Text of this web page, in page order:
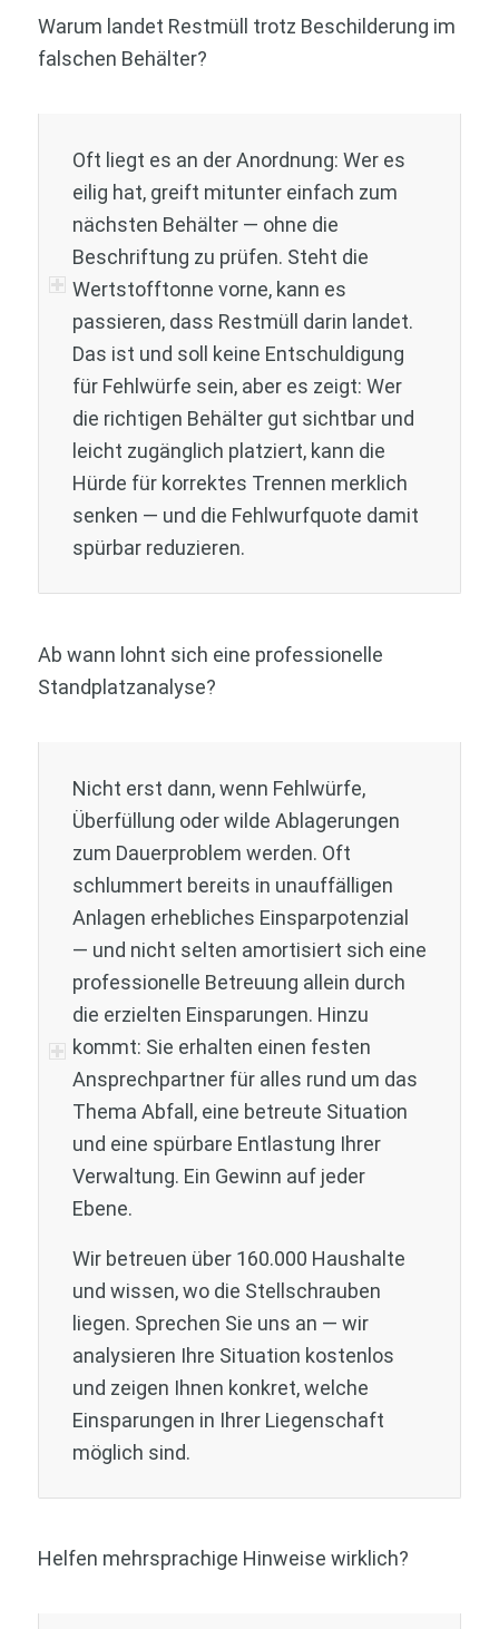
Warum landet Restmüll trotz Beschilderung im
falschen Behälter?
Oft liegt es an der Anordnung: Wer es
eilig hat, greift mitunter einfach zum
nächsten Behälter — ohne die
Beschriftung zu prüfen. Steht die
Wertstofftonne vorne, kann es
passieren, dass Restmüll darin landet.
Das ist und soll keine Entschuldigung
für Fehlwürfe sein, aber es zeigt: Wer
die richtigen Behälter gut sichtbar und
leicht zugänglich platziert, kann die
Hürde für korrektes Trennen merklich
senken — und die Fehlwurfquote damit
spürbar reduzieren.
Ab wann lohnt sich eine professionelle
Standplatzanalyse?
Nicht erst dann, wenn Fehlwürfe,
Überfüllung oder wilde Ablagerungen
zum Dauerproblem werden. Oft
schlummert bereits in unauffälligen
Anlagen erhebliches Einsparpotenzial
— und nicht selten amortisiert sich eine
professionelle Betreuung allein durch
die erzielten Einsparungen. Hinzu
kommt: Sie erhalten einen festen
Ansprechpartner für alles rund um das
Thema Abfall, eine betreute Situation
und eine spürbare Entlastung Ihrer
Verwaltung. Ein Gewinn auf jeder
Ebene.
Wir betreuen über 160.000 Haushalte
und wissen, wo die Stellschrauben
liegen. Sprechen Sie uns an — wir
analysieren Ihre Situation kostenlos
und zeigen Ihnen konkret, welche
Einsparungen in Ihrer Liegenschaft
möglich sind.
Helfen mehrsprachige Hinweise wirklich?